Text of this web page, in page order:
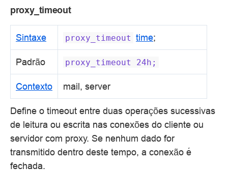
proxy_timeout
Sintaxe proxy_timeout time;
Padrão proxy_timeout 24h;
Contexto mail, server
Define o timeout entre duas operações sucessivas
de leitura ou escrita nas conexões do cliente ou
servidor com proxy. Se nenhum dado for
transmitido dentro deste tempo, a conexão é
fechada.